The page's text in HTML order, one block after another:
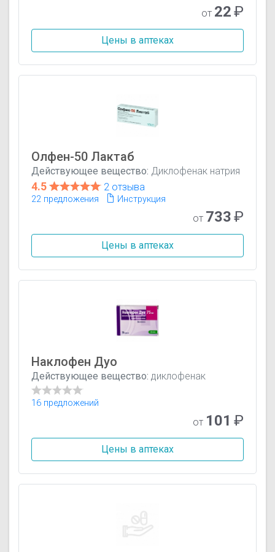
от 22₽
Цены в аптеках
Олфен-50 Лактаб
Действующее вещество: Диклофенак натрия
4.5 2 отзыва
22 предложения Инструкция
от 733₽
Цены в аптеках
Наклофен Дуо
Действующее вещество: диклофенак
16 предложений
от 101 ₽
Цены в аптеках